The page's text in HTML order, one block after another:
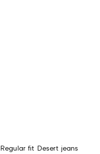
Regular fit Desert jeans